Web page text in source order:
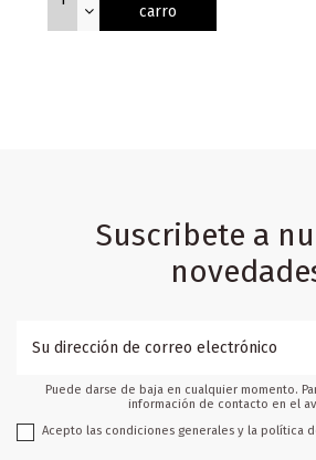
carro
Suscribete a
Puede darse de baja en cualquier momento.
información de contacto en el
Acepto las condiciones generales y la política